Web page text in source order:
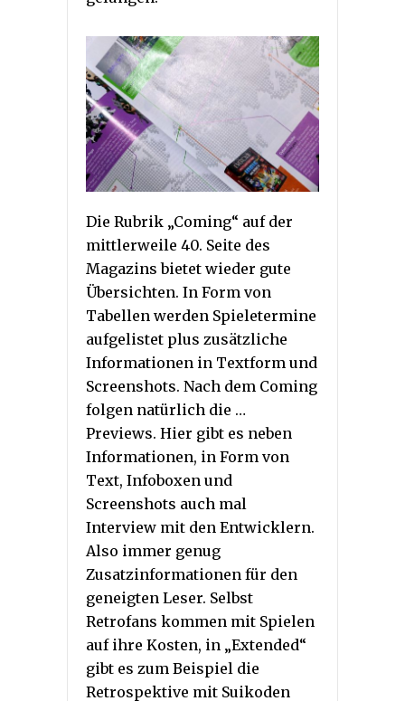
Die Rubrik „Coming“ auf der
mittlerweile 40. Seite des
Magazins bietet wieder gute
Übersichten. In Form von
Tabellen werden Spieletermine
aufgelistet plus zusätzliche
Informationen in Textform und
Screenshots. Nach dem Coming
folgen natürlich die …
Previews. Hier gibt es neben
Informationen, in Form von
Text, Infoboxen und
Screenshots auch mal
Interview mit den Entwicklern.
Also immer genug
Zusatzinformationen für den
geneigten Leser. Selbst
Retrofans kommen mit Spielen
auf ihre Kosten, in „Extended“
gibt es zum Beispiel die
Retrospektive mit Suikoden